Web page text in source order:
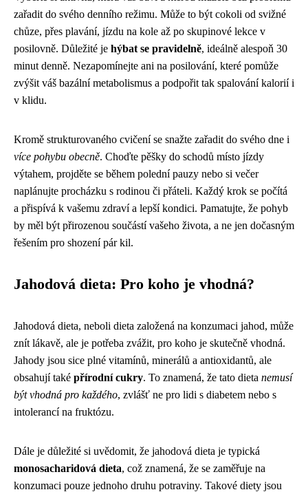
zařadit do svého denního režimu. Může to být cokoli od svižné
chůze, přes plavání, jízdu na kole až po skupinové lekce v
posilovně. Důležité je hýbat se pravidelně, ideálně alespoň 30
minut denně. Nezapomínejte ani na posilování, které pomůže
zvýšit váš bazální metabolismus a podpořit tak spalování kalorií i
v klidu.
Kromě strukturovaného cvičení se snažte zařadit do svého dne i
více pohybu obecně. Choďte pěšky do schodů místo jízdy
výtahem, projděte se během polední pauzy nebo si večer
naplánujte procházku s rodinou či přáteli. Každý krok se počítá
a přispívá k vašemu zdraví a lepší kondici. Pamatujte, že pohyb
by měl být přirozenou součástí vašeho života, a ne jen dočasným
řešením pro shození pár kil.
Jahodová dieta: Pro koho je vhodná?
Jahodová dieta, neboli dieta založená na konzumaci jahod, může
znít lákavě, ale je potřeba zvážit, pro koho je skutečně vhodná.
Jahody jsou sice plné vitamínů, minerálů a antioxidantů, ale
obsahují také přírodní cukry. To znamená, že tato dieta nemusí
být vhodná pro každého, zvlášť ne pro lidi s diabetem nebo s
intolerancí na fruktózu.
Dále je důležité si uvědomit, že jahodová dieta je typická
monosacharidová dieta, což znamená, že se zaměřuje na
konzumaci pouze jednoho druhu potraviny. Takové diety jsou